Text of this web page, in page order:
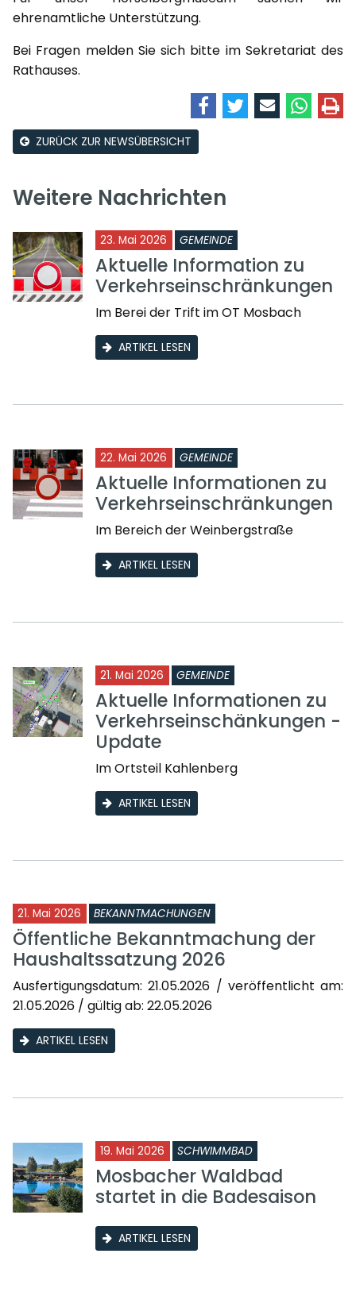
ehrenamtliche Unterstützung.
Bei Fragen melden Sie sich bitte im Sekretariat des
Rathauses.
ZURÜCK ZUR NEWSÜBERSICHT
Weitere Nachrichten
23. Mai 2026 GEMEINDE
Aktuelle Information zu
Verkehrseinschränkungen
Im Berei der Trift im OT Mosbach
ARTIKEL LESEN
22. Mai 2026 GEMEINDE
Aktuelle Informationen zu
Verkehrseinschränkungen
Im Bereich der Weinbergstraße
ARTIKEL LESEN
21. Mai 2026 GEMEINDE
Aktuelle Informationen zu
Verkehrseinschänkungen -
Update
Im Ortsteil Kahlenberg
ARTIKEL LESEN
21. Mai 2026 BEKANNTMACHUNGEN
Öffentliche Bekanntmachung der
Haushaltssatzung 2026
Ausfertigungsdatum: 21.05.2026 / veröffentlicht am:
21.05.2026 / gültig ab: 22.05.2026
ARTIKEL LESEN
19. Mai 2026 SCHWIMMBAD
Mosbacher Waldbad
startet in die Badesaison
ARTIKEL LESEN